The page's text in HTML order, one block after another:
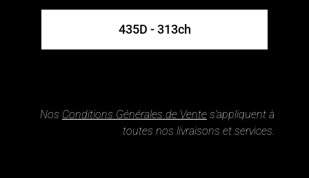
435D - 313ch
Nos Conditions Générales de Vente s’appliquent à
toutes nos livraisons et services.